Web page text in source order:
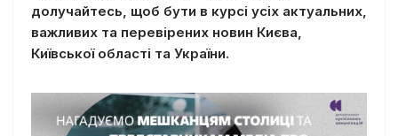
долучайтесь, щоб бути в курсі усіх актуальних,
важливих та перевірених новин Києва,
Київської області та України.